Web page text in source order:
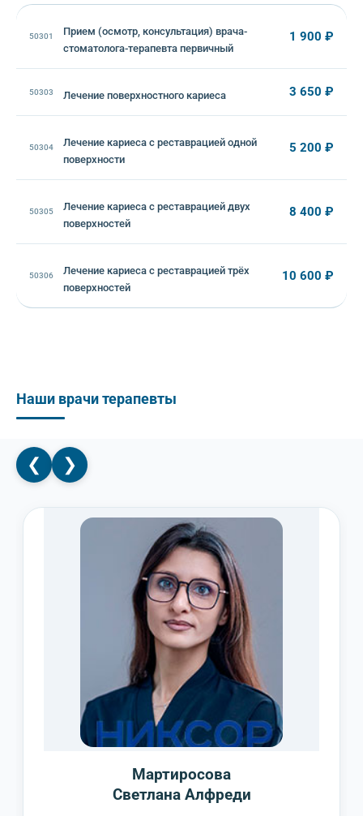
50301
Прием (осмотр, консультация) врача-
стоматолога-терапевта первичный
1 900 ₽
50303 Лечение поверхностного кариеса 3 650 ₽
50304
Лечение кариеса с реставрацией одной
поверхности
5 200 ₽
50305
Лечение кариеса с реставрацией двух
поверхностей
8 400 ₽
50306
Лечение кариеса с реставрацией трёх
поверхностей
10 600 ₽
Наши врачи терапевты
❮ ❯
Мартиросова
Светлана Алфреди